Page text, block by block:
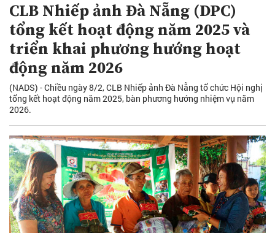
CLB Nhiếp ảnh Đà Nẵng (DPC)
tổng kết hoạt động năm 2025 và
triển khai phương hướng hoạt
động năm 2026
(NADS) - Chiều ngày 8/2, CLB Nhiếp ảnh Đà Nẵng tổ chức Hội nghị
tổng kết hoạt động năm 2025, bàn phương hướng nhiệm vụ năm
2026.